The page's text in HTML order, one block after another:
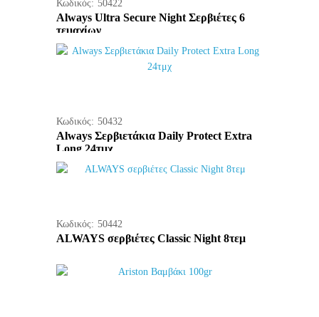
Κωδικός: 50422
Always Ultra Secure Night Σερβιέτες 6
τεμαχίων
Κωδικός: 50432
Always Σερβιετάκια Daily Protect Extra
Long 24τμχ
Κωδικός: 50442
ALWAYS σερβιέτες Classic Night 8τεμ